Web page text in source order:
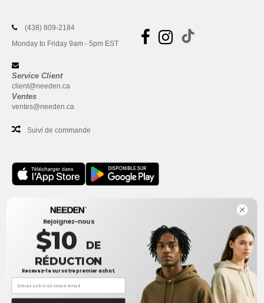
(438) 809-2184
Monday to Friday 9am - 5pm EST
Service Client
client@needen.ca
Ventes
ventes@needen.ca
Suivi de commande
Bureau
One Dundas Street West Suite 2500
Toronto, Ontario, M5G 1Z3
Ceci n'est PAS l'adresse de retour. Pour les retours, voir ici
Bureau
1300 rue Sherbrooke Ouest #400
Rejoignez-nous
$10 DE
RÉDUCTION
Recevez-le sur votre premier achat.